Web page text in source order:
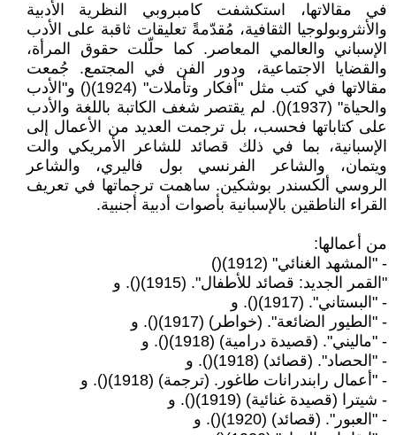
في مقالاتها، استكشفت كامبروبي النظرية الأدبية
والأنثروبولوجيا الثقافية، مُقدّمةً تعليقات ثاقبة على الأدب
الإسباني والعالمي المعاصر. كما حلّلت حقوق المرأة،
والقضايا الاجتماعية، ودور الفن في المجتمع. جُمعت
مقالاتها في كتب مثل "أفكار وتأملات" (1924)() و"الأدب
والحياة" (1937)(). لم يقتصر شغف الكاتبة باللغة والأدب
على كتاباتها فحسب، بل ترجمت العديد من الأعمال إلى
الإسبانية، بما في ذلك قصائد للشاعر الأمريكي والت
ويتمان، والشاعر الفرنسي بول فاليري، والشاعر
الروسي ألكسندر بوشكين. ساهمت ترجماتها في تعريف
القراء الناطقين بالإسبانية بأصوات أدبية أجنبية.
من أعمالها:
- "المشهد الغنائي" (1912)()
"القمر الجديد: قصائد للأطفال". (1915)(). و
- "البستاني". (1917)(). و
- "الطيور الضائعة". (خواطر) (1917)(). و
- "ماليني". (قصيدة درامية) (1918)(). و
- "الحصاد". (قصائد) (1918)(). و
- "أعمال رابندرانات طاغور. (ترجمة) (1918)(). و
- شيترا (قصيدة غنائية) (1919)(). و
- "العبور". (قصائد) (1920)(). و